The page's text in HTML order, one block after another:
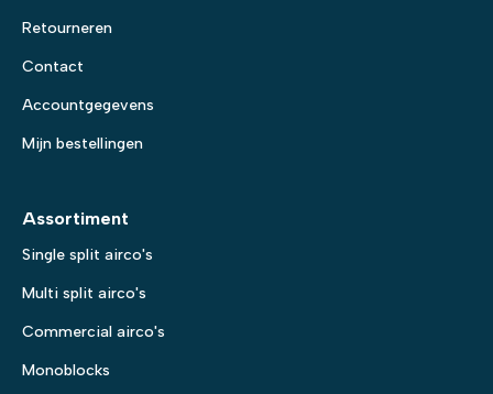
Retourneren
Contact
Accountgegevens
Mijn bestellingen
Assortiment
Single split airco's
Multi split airco's
Commercial airco's
Monoblocks